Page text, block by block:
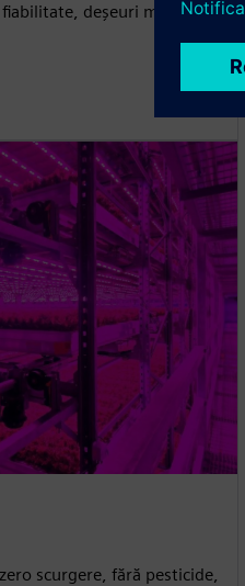
deșeuri minime.
scurgere, fără pesticide,